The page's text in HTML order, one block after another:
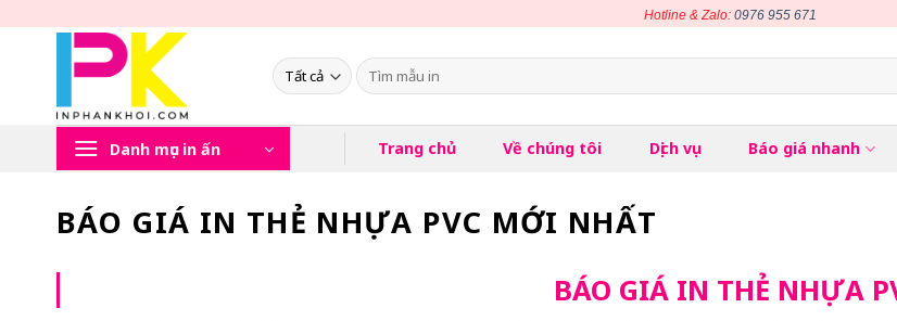
Hotline & Zalo: 0976 955 671
Tìm
kiếm:
Danh mục in ấn Trang chủ Về chúng tôi Dịch vụ Báo giá nhanh
BÁO GIÁ IN THẺ NHỰA PVC MỚI NHẤT
BÁO GIÁ IN THẺ NHỰA